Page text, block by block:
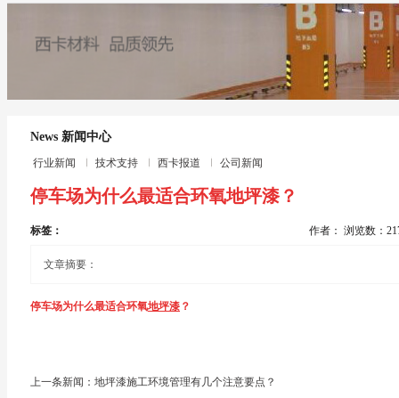
News 新闻中心
行业新闻 技术支持 西卡报道 公司新闻
停车场为什么最适合环氧地坪漆？
标签： 作者： 浏览数：
文章摘要：
停车场为什么最适合环氧地坪漆 ？
含有大量苯类稀释剂,地下车库,往往空气不流通.
上一条新闻：地坪漆施工环境管理有几个注意要点？